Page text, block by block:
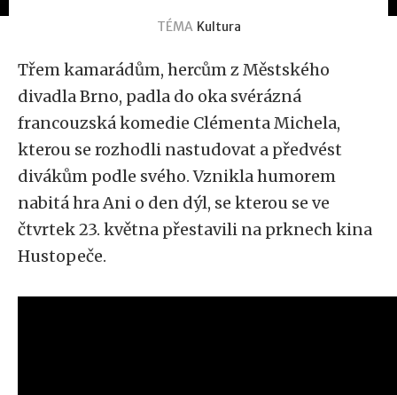
TÉMA Kultura
Třem kamarádům, hercům z Městského
divadla Brno, padla do oka svérázná
francouzská komedie Clémenta Michela,
kterou se rozhodli nastudovat a předvést
divákům podle svého. Vznikla humorem
nabitá hra Ani o den dýl, se kterou se ve
čtvrtek 23. května přestavili na prknech kina
Hustopeče.